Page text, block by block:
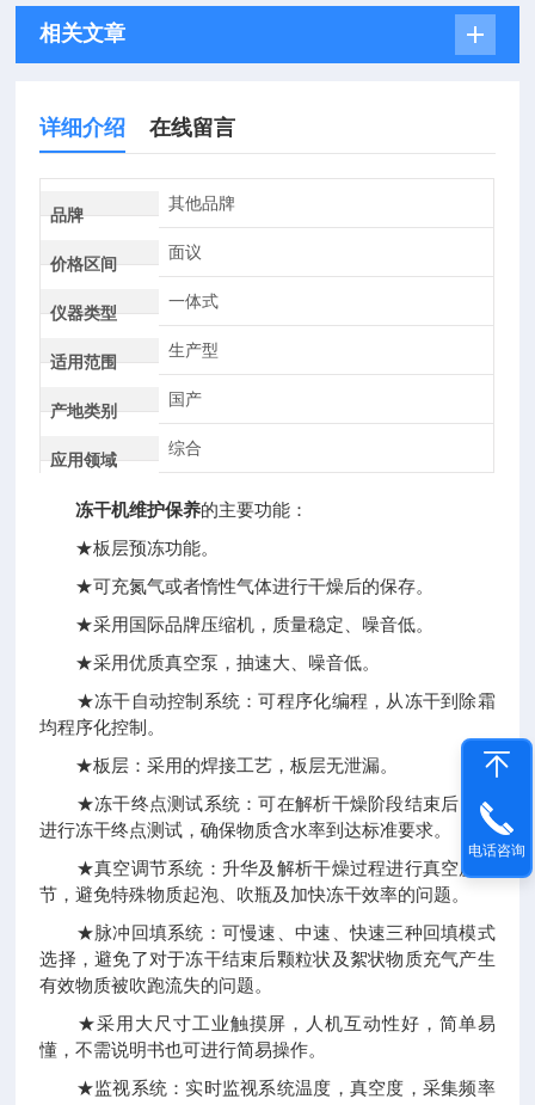
相关文章
详细介绍 在线留言
品牌
其他品牌
价格区间
面议
仪器类型
一体式
适用范围
生产型
产地类别
国产
应用领域
综合
冻干机维护保养的主要功能：
★板层预冻功能。
★可充氮气或者惰性气体进行干燥后的保存。
★采用国际品牌压缩机，质量稳定、噪音低。
★采用优质真空泵，抽速大、噪音低。
★冻干自动控制系统：可程序化编程，从冻干到除霜
均程序化控制。
★板层：采用的焊接工艺，板层无泄漏。
★冻干终点测试系统：可在解析干燥阶段结束后自动
进行冻干终点测试，确保物质含水率到达标准要求。
★真空调节系统：升华及解析干燥过程进行真空度调
节，避免特殊物质起泡、吹瓶及加快冻干效率的问题。
★脉冲回填系统：可慢速、中速、快速三种回填模式
选择，避免了对于冻干结束后颗粒状及絮状物质充气产生
有效物质被吹跑流失的问题。
★采用大尺寸工业触摸屏，人机互动性好，简单易
懂，不需说明书也可进行简易操作。
★监视系统：实时监视系统温度，真空度，采集频率
电话咨询